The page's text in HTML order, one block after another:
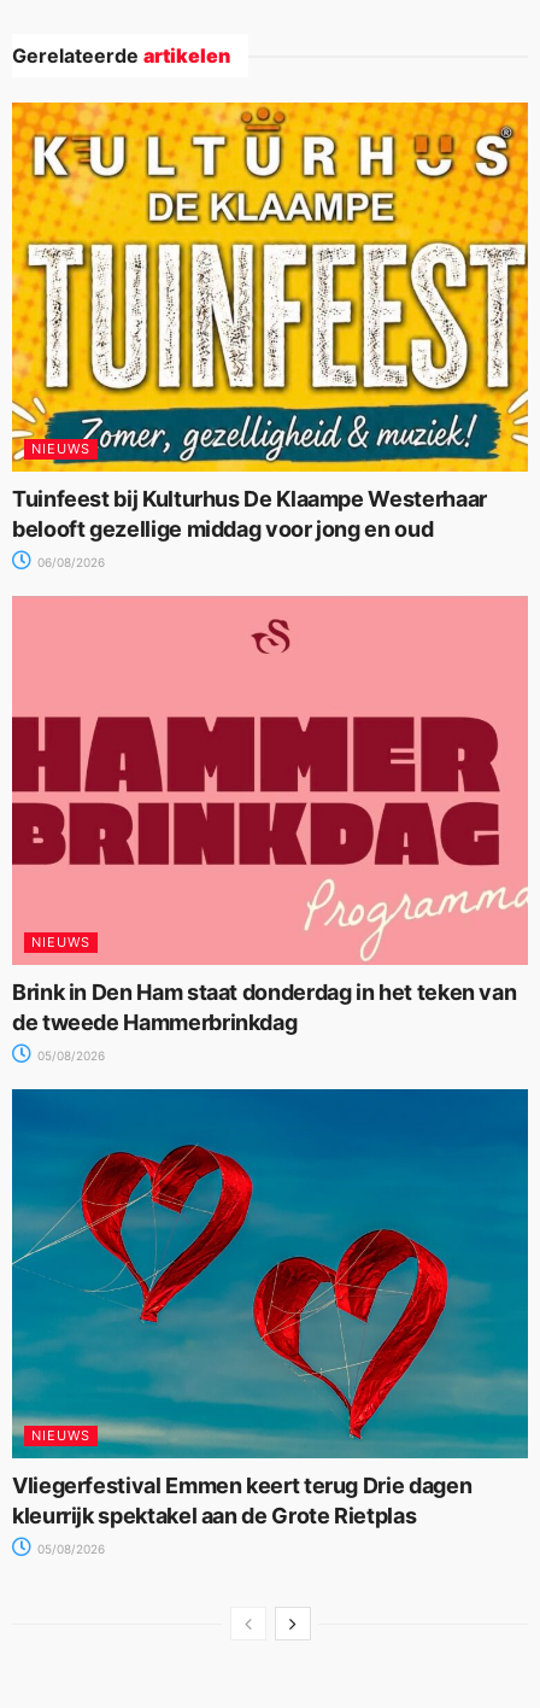
Gerelateerde artikelen
NIEUWS
Tuinfeest bij Kulturhus De Klaampe Westerhaar
belooft gezellige middag voor jong en oud
06/08/2026
NIEUWS
Brink in Den Ham staat donderdag in het teken van
de tweede Hammerbrinkdag
05/08/2026
NIEUWS
Vliegerfestival Emmen keert terug Drie dagen
kleurrijk spektakel aan de Grote Rietplas
05/08/2026